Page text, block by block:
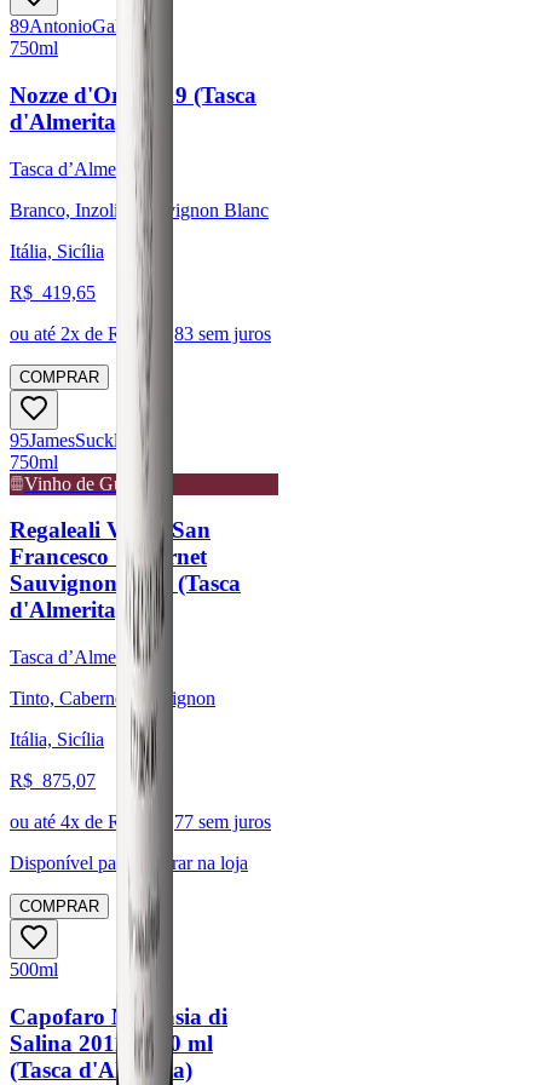
89AntonioGalloni
750ml
Nozze d'Oro 2019 (Tasca
d'Almerita)
Tasca d’Almerita
Branco, Inzolia, Sauvignon Blanc
Itália, Sicília
R$ 419,65
ou até 2x de R$ 209,83 sem juros
COMPRAR
95JamesSuckling
750ml
Vinho de Guarda
Regaleali Vigna San
Francesco Cabernet
Sauvignon 2019 (Tasca
d'Almerita)
Tasca d’Almerita
Tinto, Cabernet Sauvignon
Itália, Sicília
R$ 875,07
ou até 4x de R$ 218,77 sem juros
Disponível para:
Retirar na loja
COMPRAR
500ml
Capofaro Malvasia di
Salina 2011 - 500 ml
(Tasca d'Almerita)